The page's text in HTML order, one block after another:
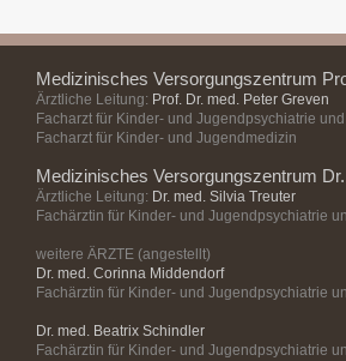
Medizinisches Versorgungszentrum
Ärztliche Leitung: Prof. Dr. med. Peter Greven
Facharzt für Kinder- und Jugendpsychiatrie
Facharzt für Kinder- und Jugendmedizin
Medizinisches Versorgungszentrum
Ärztliche Leitung: Dr. med. Silvia Treuter
Fachärztin für Kinder- und Jugendpsychiatrie
weitere ÄRZTE (angestellt)
Dr. med. Corinna Middendorf
Fachärztin für Kinder- und Jugendpsychiatrie
Dr. med. Beatrix Schindler
Fachärztin für Kinder- und Jugendpsychiatrie